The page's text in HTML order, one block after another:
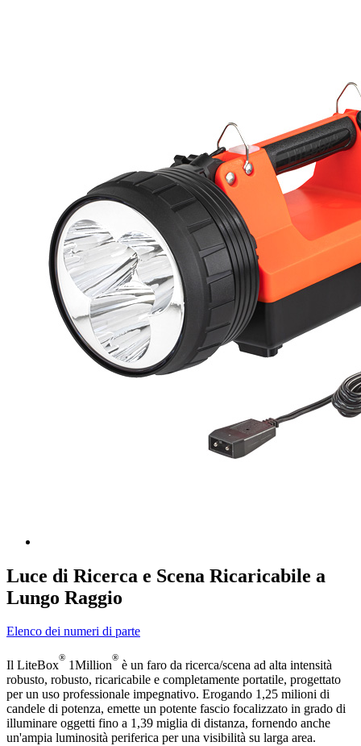
Luce di Ricerca e Scena Ricaricabile a
Lungo Raggio
Elenco dei numeri di parte
Il LiteBox
®
1Million
®
è un faro da ricerca/scena ad alta intensità
robusto, robusto, ricaricabile e completamente portatile, progettato
per un uso professionale impegnativo. Erogando 1,25 milioni di
candele di potenza, emette un potente fascio focalizzato in grado di
illuminare oggetti fino a 1,39 miglia di distanza, fornendo anche
un'ampia luminosità periferica per una visibilità su larga area.